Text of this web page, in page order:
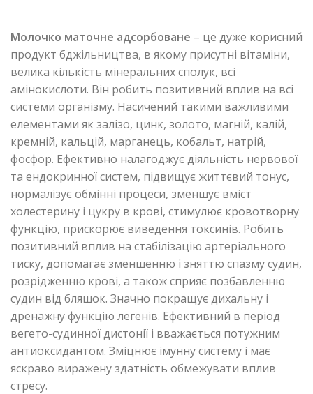
Молочко маточне адсорбоване – це дуже корисний
продукт бджільництва, в якому присутні вітаміни,
велика кількість мінеральних сполук, всі
амінокислоти. Він робить позитивний вплив на всі
системи організму. Насичений такими важливими
елементами як залізо, цинк, золото, магній, калій,
кремній, кальцій, марганець, кобальт, натрій,
фосфор. Ефективно налагоджує діяльність нервової
та ендокринної систем, підвищує життєвий тонус,
нормалізує обмінні процеси, зменшує вміст
холестерину і цукру в крові, стимулює кровотворну
функцію, прискорює виведення токсинів. Робить
позитивний вплив на стабілізацію артеріального
тиску, допомагає зменшенню і зняттю спазму судин,
розрідженню крові, а також сприяє позбавленню
судин від бляшок. Значно покращує дихальну і
дренажну функцію легенів. Ефективний в період
вегето-судинної дистонії і вважається потужним
антиоксидантом. Зміцнює імунну систему і має
яскраво виражену здатність обмежувати вплив
стресу.